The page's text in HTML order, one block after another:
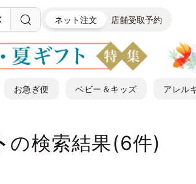
ネット注文 店舗受取予約
お急ぎ便 ベビー＆キッズ アレル
の検索結果(6件)